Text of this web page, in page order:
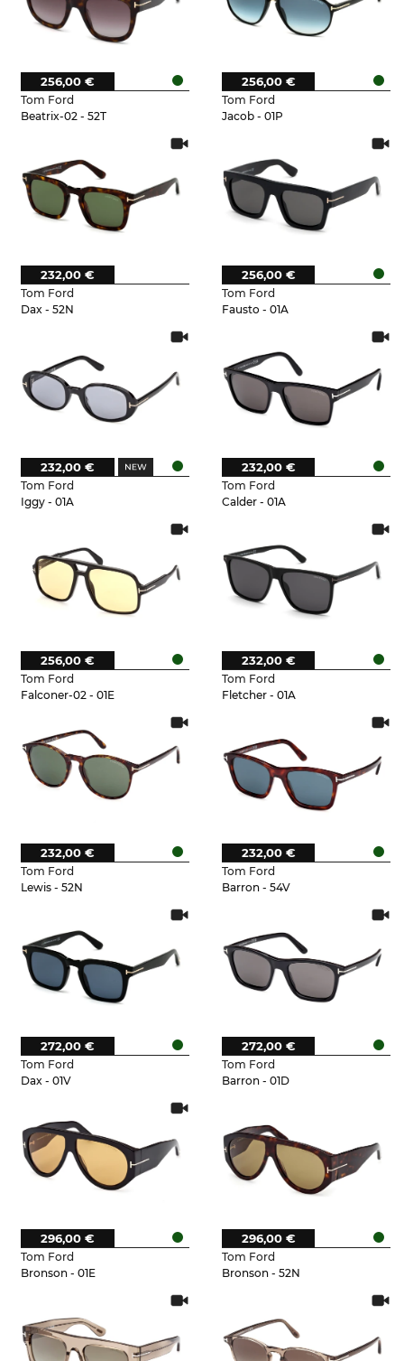
Tom Ford
Beatrix-02 - 52T
256,00 €
Tom Ford
Jacob - 01P
256,00 €
Tom Ford
Dax - 52N
232,00 €
Tom Ford
Fausto - 01A
256,00 €
Tom Ford
Iggy - 01A
232,00 €
Tom Ford
Calder - 01A
232,00 €
Tom Ford
Falconer-02 - 01E
256,00 €
Tom Ford
Fletcher - 01A
232,00 €
Tom Ford
Lewis - 52N
232,00 €
Tom Ford
Barron - 54V
232,00 €
Tom Ford
Dax - 01V
272,00 €
Tom Ford
Barron - 01D
272,00 €
Tom Ford
Bronson - 01E
296,00 €
Tom Ford
Bronson - 52N
296,00 €